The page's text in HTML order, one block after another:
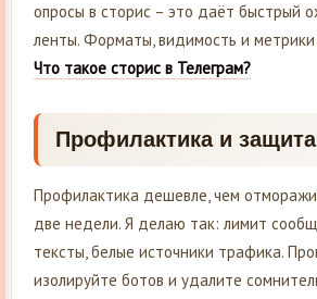
опросы в сторис – это даёт быстрый
ленты. Форматы, видимость и
Что такое сторис в Телеграм?
Профилактика и защита
Профилактика дешевле, чем
две недели. Я делаю так: лимит
тексты, белые источники трафика.
изолируйте ботов и удалите